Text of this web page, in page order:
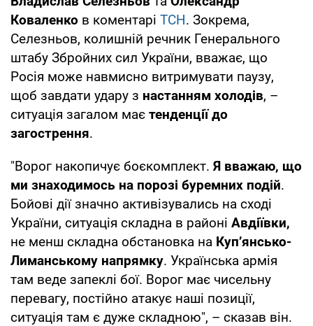
Коваленко в коментарі ТСН. Зокрема,
Селезньов, колишній речник Генерального
штабу Збройних сил України, вважає, що
Росія може навмисно витримувати паузу,
щоб завдати удару з настанням холодів, –
ситуація загалом має тенденції до
загострення.
"Ворог накопичує боєкомплект. Я вважаю, що
ми знаходимось на порозі буремних подій.
Бойові дії значно активізувались на сході
України, ситуація складна в районі Авдіївки,
не менш складна обстановка на Куп’янсько-
Лиманському напрямку. Українська армія
там веде запеклі бої. Ворог має чисельну
перевагу, постійно атакує наші позиції,
ситуація там є дуже складною", – сказав він.